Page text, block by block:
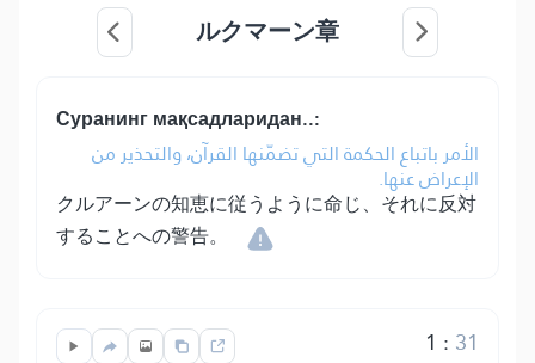
ルクマーン章
Суранинг мақсадларидан..:
الأمر باتباع الحكمة التي تضمّنها القرآن، والتحذير من
الإعراض عنها.
クルアーンの知恵に従うように命じ、それに反対
することへの警告。
1 : 31